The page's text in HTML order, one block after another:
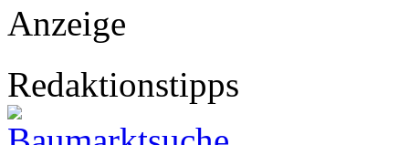
Anzeige
Redaktionstipps